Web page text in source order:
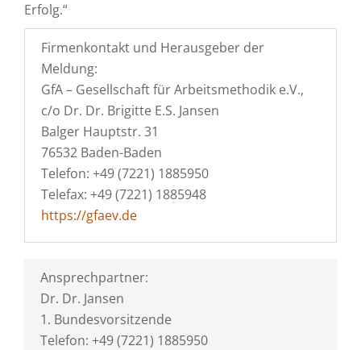
Erfolg.“
Firmenkontakt und Herausgeber der
Meldung:
GfA – Gesellschaft für Arbeitsmethodik e.V.,
c/o Dr. Dr. Brigitte E.S. Jansen
Balger Hauptstr. 31
76532 Baden-Baden
Telefon: +49 (7221) 1885950
Telefax: +49 (7221) 1885948
https://gfaev.de
Ansprechpartner:
Dr. Dr. Jansen
1. Bundesvorsitzende
Telefon: +49 (7221) 1885950